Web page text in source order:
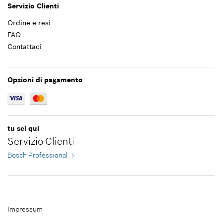
* Inclusa IVA
25,77 €*
Servizio Clienti
Ordine e resi
FAQ
Contattaci
Opzioni di pagamento
tu sei qui
Servizio Clienti
Bosch Professional
Impressum